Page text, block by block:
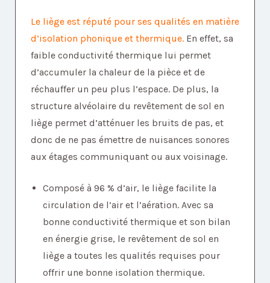
Le liège est réputé pour ses qualités en matière
d’isolation phonique et thermique. En effet, sa
faible conductivité thermique lui permet
d’accumuler la chaleur de la pièce et de
réchauffer un peu plus l’espace. De plus, la
structure alvéolaire du revêtement de sol en
liège permet d’atténuer les bruits de pas, et
donc de ne pas émettre de nuisances sonores
aux étages communiquant ou aux voisinage.
Composé à 96 % d’air, le liège facilite la
circulation de l’air et l’aération. Avec sa
bonne conductivité thermique et son bilan
en énergie grise, le revêtement de sol en
liège a toutes les qualités requises pour
offrir une bonne isolation thermique.